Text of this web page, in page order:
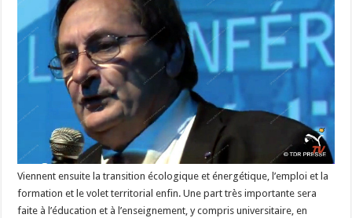
Viennent ensuite la transition écologique et énergétique, l’emploi et la
formation et le volet territorial enfin. Une part très importante sera
faite à l’éducation et à l’enseignement, y compris universitaire, en